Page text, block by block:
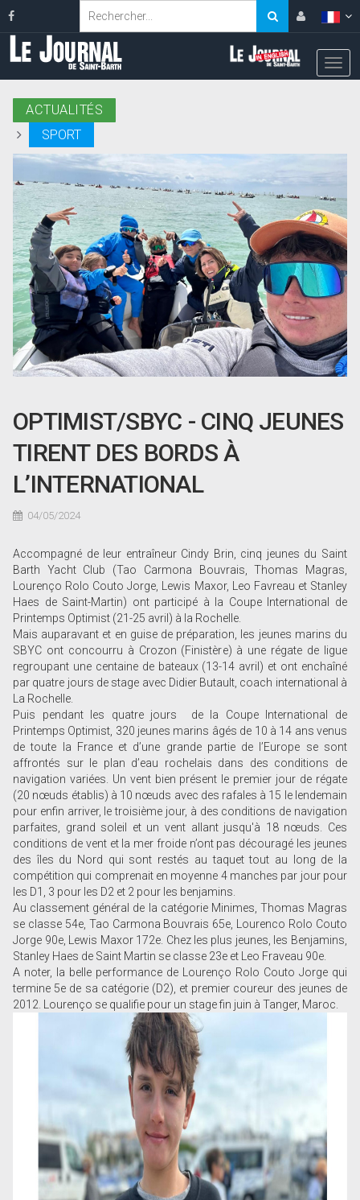
ACTUALITÉS
SPORT
OPTIMIST/SBYC - CINQ JEUNES
TIRENT DES BORDS À
L’INTERNATIONAL
04/05/2024
Accompagné de leur entraîneur Cindy Brin, cinq jeunes du Saint
Barth Yacht Club (Tao Carmona Bouvrais, Thomas Magras,
Lourenço Rolo Couto Jorge, Lewis Maxor, Leo Favreau et Stanley
Haes de Saint-Martin) ont participé à la Coupe International de
Printemps Optimist (21-25 avril) à la Rochelle.
Mais auparavant et en guise de préparation, les jeunes marins du
SBYC ont concourru à Crozon (Finistère) à une régate de ligue
regroupant une centaine de bateaux (13-14 avril) et ont enchaîné
par quatre jours de stage avec Didier Butault, coach international à
La Rochelle.
Puis pendant les quatre jours de la Coupe International de
Printemps Optimist, 320 jeunes marins âgés de 10 à 14 ans venus
de toute la France et d’une grande partie de l’Europe se sont
affrontés sur le plan d’eau rochelais dans des conditions de
navigation variées. Un vent bien présent le premier jour de régate
(20 nœuds établis) à 10 nœuds avec des rafales à 15 le lendemain
pour enfin arriver, le troisième jour, à des conditions de navigation
parfaites, grand soleil et un vent allant jusqu'à 18 nœuds. Ces
conditions de vent et la mer froide n’ont pas découragé les jeunes
des îles du Nord qui sont restés au taquet tout au long de la
compétition qui comprenait en moyenne 4 manches par jour pour
les D1, 3 pour les D2 et 2 pour les benjamins.
Au classement général de la catégorie Minimes, Thomas Magras
se classe 54e, Tao Carmona Bouvrais 65e, Lourenco Rolo Couto
Jorge 90e, Lewis Maxor 172e. Chez les plus jeunes, les Benjamins,
Stanley Haes de Saint Martin se classe 23e et Leo Fraveau 90e.
A noter, la belle performance de Lourenço Rolo Couto Jorge qui
termine 5e de sa catégorie (D2), et premier coureur des jeunes de
2012. Lourenço se qualifie pour un stage fin juin à Tanger, Maroc.